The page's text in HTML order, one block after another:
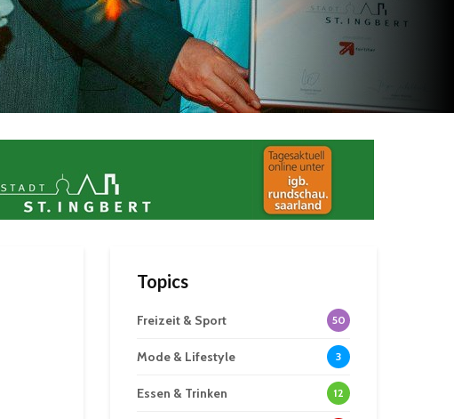
Topics
Freizeit & Sport 50
Mode & Lifestyle 3
Essen & Trinken 12